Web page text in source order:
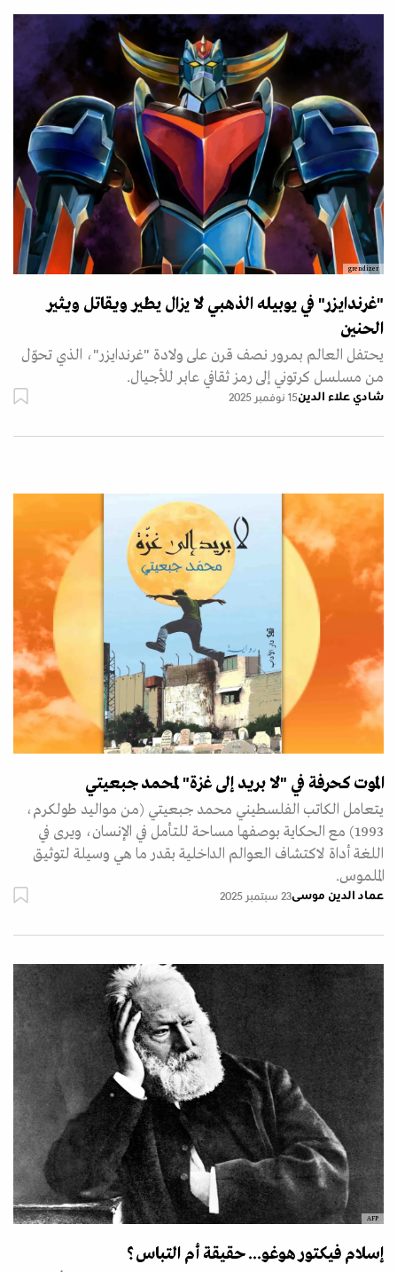
grendizer
"غرندايزر" في يوبيله الذهبي لا يزال يطير ويقاتل ويثير
الحنين
يحتفل العالم بمرور نصف قرن على ولادة "غرندايزر"، الذي تحوّل
من مسلسل كرتوني إلى رمز ثقافي عابر للأجيال.
شادي علاء الدين15 نوفمبر 2025
الموت كحرفة في "لا بريد إلى غزة" لمحمد جبعيتي
يتعامل الكاتب الفلسطيني محمد جبعيتي (من مواليد طولكرم،
1993) مع الحكاية بوصفها مساحة للتأمل في الإنسان، ويرى في
اللغة أداة لاكتشاف العوالم الداخلية بقدر ما هي وسيلة لتوثيق
الملموس.
عماد الدين موسى23 سبتمبر 2025
AFP
إسلام فيكتور هوغو... حقيقة أم التباس؟